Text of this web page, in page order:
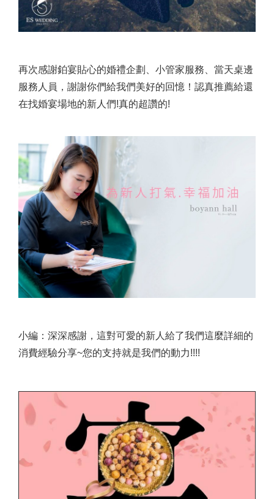
再次感謝鉑宴貼心的婚禮企劃、小管家服務、當天桌邊
服務人員，謝謝你們給我們美好的回憶！認真推薦給還
在找婚宴場地的新人們!真的超讚的!
小編：深深感謝，這對可愛的新人給了我們這麼詳細的
消費經驗分享~您的支持就是我們的動力!!!!